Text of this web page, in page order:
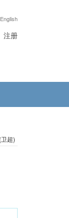
English
注册
超)